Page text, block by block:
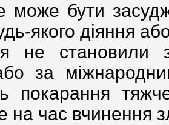
може бути
якого діяння
не становили
за
покарання
на час вчинення